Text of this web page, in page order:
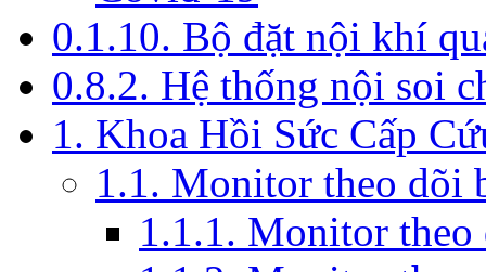
0.1.10. Bộ đặt nội khí
0.8.2. Hệ thống nội soi
1. Khoa Hồi Sức Cấp
1.1. Monitor theo dõi
1.1.1. Monitor theo